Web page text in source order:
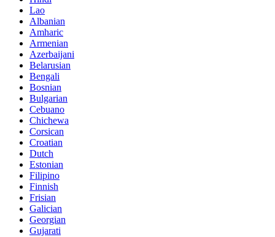
Lao
Albanian
Amharic
Armenian
Azerbaijani
Belarusian
Bengali
Bosnian
Bulgarian
Cebuano
Chichewa
Corsican
Croatian
Dutch
Estonian
Filipino
Finnish
Frisian
Galician
Georgian
Gujarati